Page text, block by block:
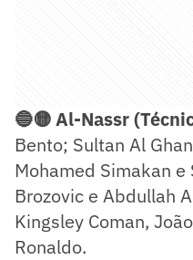
🔵🟡 Al-Nassr
Bento; Sultan Al
Mohamed Simakan
Brozovic e Abdullah
Kingsley Coman,
Ronaldo.